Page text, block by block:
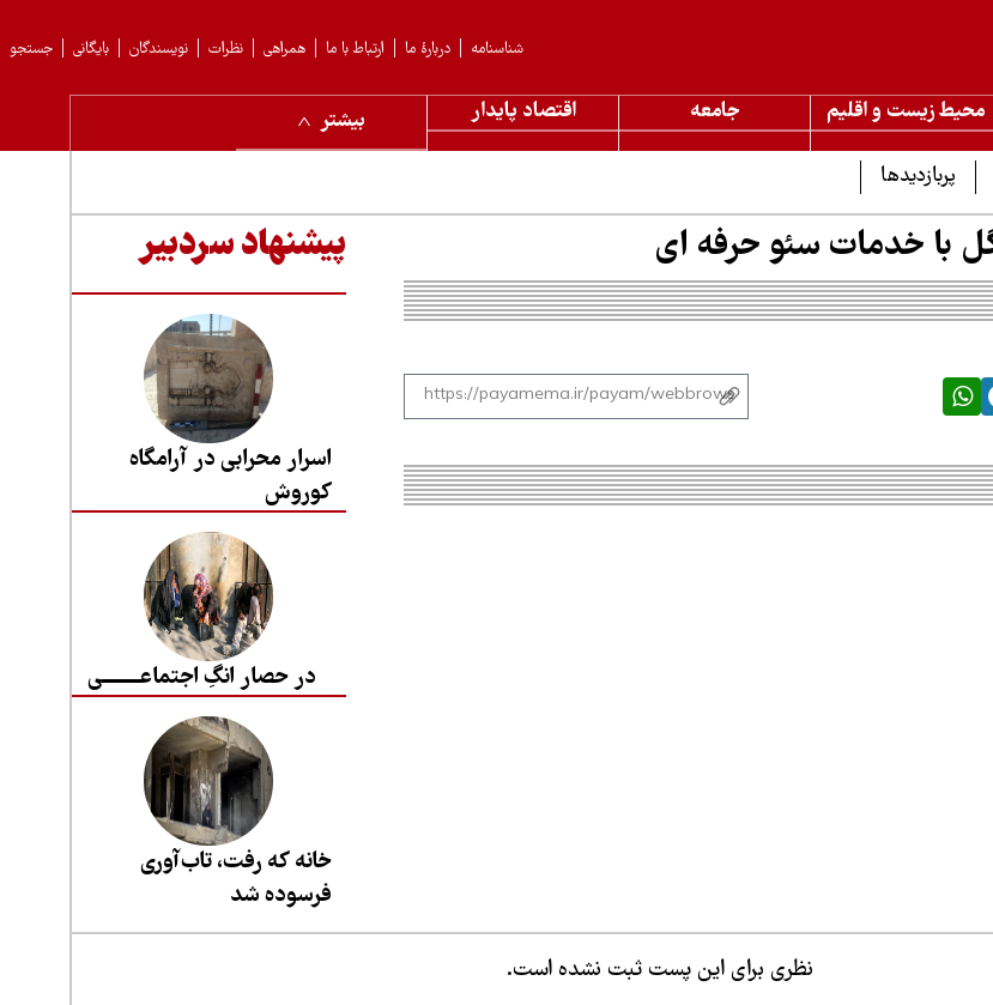
جستجو بایگانی نویسندگان نظرات همراهی ارتباط با ما دربارهٔ ما شناسنامه
محیط زیست و اقلیم جامعه اقتصاد پایدار
بیشتر
پربازدیدها
با خدمات سئو حرفه ای پیشنهاد سردبیر
اسرار محرابی در آرامگاه
کوروش
در حصار انگِ اجتماعــــــــی
خانه که رفت، تاب‌آوری
فرسوده شد
نظری برای این پست ثبت نشده است.